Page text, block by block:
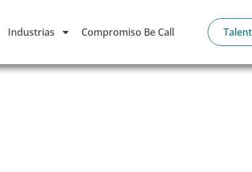
Industrias Compromiso Be Call